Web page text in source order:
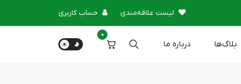
لیست علاقه‌مندی حساب کاربری
بلاگ‌ها درباره‌ ما
0